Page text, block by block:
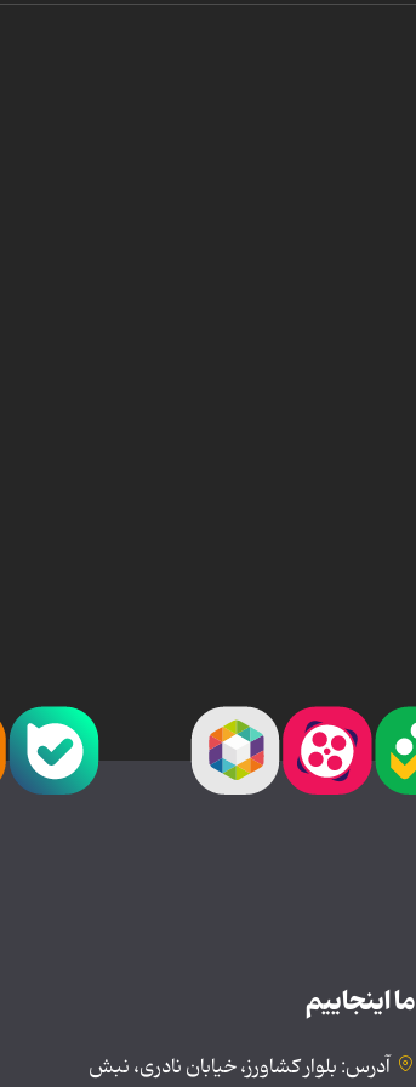
ما اینجاییم
آدرس: بلوار کشاورز، خیابان نادری، نبش